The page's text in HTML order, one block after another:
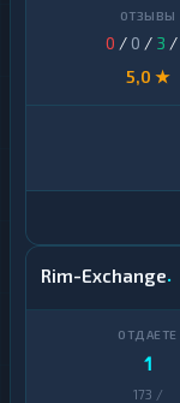
0 / 0 / 3 /
5,0 ★
Rim-Exchange
1
173 /